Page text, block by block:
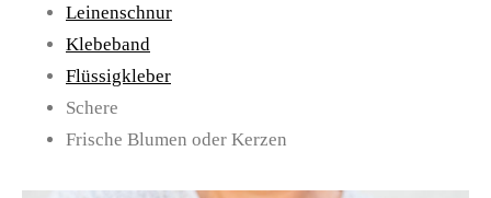
Leinenschnur
Klebeband
Flüssigkleber
Schere
Frische Blumen oder Kerzen